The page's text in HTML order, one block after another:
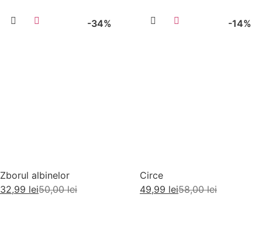
-34%
Zborul albinelor
50,00lei
32,99 lei
-14%
Circe
58,00lei
49,99 lei